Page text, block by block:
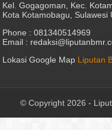
Kel. Gogagoman, Kec.
Kota Kotamobagu, Sulawesi
Phone : 081340514969
Email :
Lokasi Google Map Liputan
© Copyright 2026 -